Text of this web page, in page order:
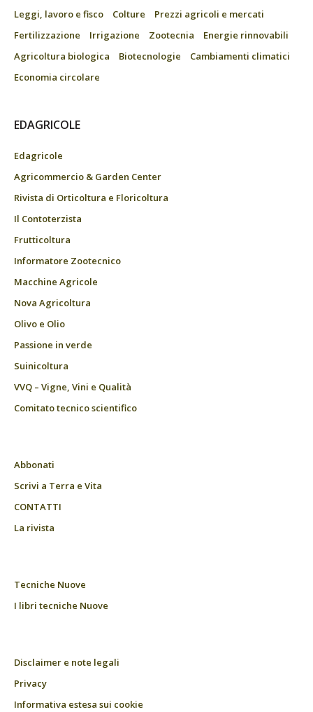
Leggi, lavoro e fisco
Colture
Prezzi agricoli e mercati
Fertilizzazione
Irrigazione Zootecnia
Energie rinnovabili
Agricoltura biologica
Biotecnologie
Cambiamenti climatici
Economia circolare
EDAGRICOLE
Edagricole
Agricommercio & Garden Center
Rivista di Orticoltura e Floricoltura
Il Contoterzista
Frutticoltura
Informatore Zootecnico
Macchine Agricole
Nova Agricoltura
Olivo e Olio
Passione in verde
Suinicoltura
VVQ – Vigne, Vini e Qualità
Comitato tecnico scientifico
Abbonati
Scrivi a Terra e Vita
CONTATTI
La rivista
Tecniche Nuove
I libri tecniche Nuove
Disclaimer e note legali
Privacy
Informativa estesa sui cookie